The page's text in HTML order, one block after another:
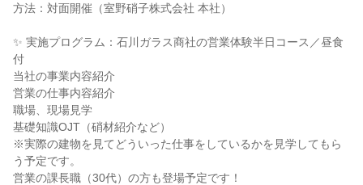
方法：対面開催（室野硝子株式会社 本社）
✨ 実施プログラム：石川ガラス商社の営業体験半日コース／昼食
付
当社の事業内容紹介
営業の仕事内容紹介
職場、現場見学
基礎知識OJT（硝材紹介など）
※実際の建物を見てどういった仕事をしているかを見学してもら
う予定です。
営業の課長職（30代）の方も登場予定です！